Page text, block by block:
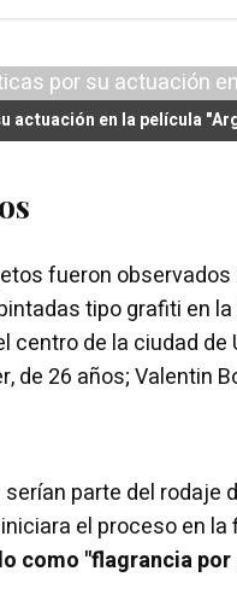
en la película
fueron observados
tipo grafiti en
centro de la ciudad de
26 años; Valentin
parte del rodaje
el proceso en la
como "flagrancia por